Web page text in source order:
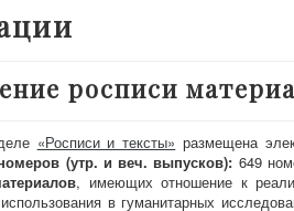
росписи
«Росписи и тексты» размещена
(утр. и веч. выпусков): 649
, имеющих отношение к
в гуманитарных